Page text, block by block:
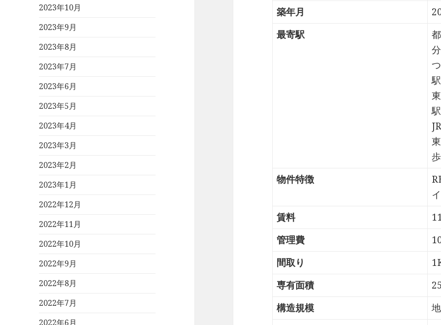
2023年10月
2023年9月
2023年8月
2023年7月
2023年6月
2023年5月
2023年4月
2023年3月
2023年2月
2023年1月
2022年12月
2022年11月
2022年10月
2022年9月
2022年8月
2022年7月
2022年6月
築年月
最寄駅
分
物件特徴
賃料
管理費
間取り
専有面積
構造規模